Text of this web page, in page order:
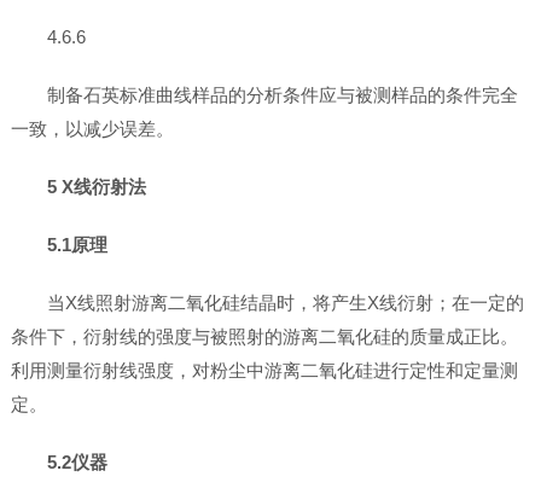
4.6.6
制备石英标准曲线样品的分析条件应与被测样品的条件完全
一致，以减少误差。
5 X线衍射法
5.1原理
当X线照射游离二氧化硅结晶时，将产生X线衍射；在一定的
条件下，衍射线的强度与被照射的游离二氧化硅的质量成正比。
利用测量衍射线强度，对粉尘中游离二氧化硅进行定性和定量测
定。
5.2仪器